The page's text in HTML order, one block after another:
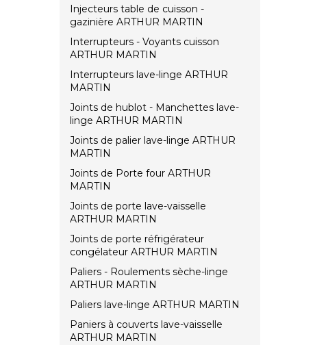
Injecteurs table de cuisson -
gazinière ARTHUR MARTIN
Interrupteurs - Voyants cuisson
ARTHUR MARTIN
Interrupteurs lave-linge ARTHUR
MARTIN
Joints de hublot - Manchettes lave-
linge ARTHUR MARTIN
Joints de palier lave-linge ARTHUR
MARTIN
Joints de Porte four ARTHUR
MARTIN
Joints de porte lave-vaisselle
ARTHUR MARTIN
Joints de porte réfrigérateur
congélateur ARTHUR MARTIN
Paliers - Roulements sèche-linge
ARTHUR MARTIN
Paliers lave-linge ARTHUR MARTIN
Paniers à couverts lave-vaisselle
ARTHUR MARTIN